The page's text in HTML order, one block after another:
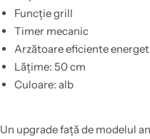
Funcție grill
Timer mecanic
Arzătoare eficiente
Lățime: 50 cm
Culoare: alb
Un upgrade față de modelul